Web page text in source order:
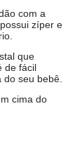
com a
zíper e
que
de fácil
seu bebê.
cima do